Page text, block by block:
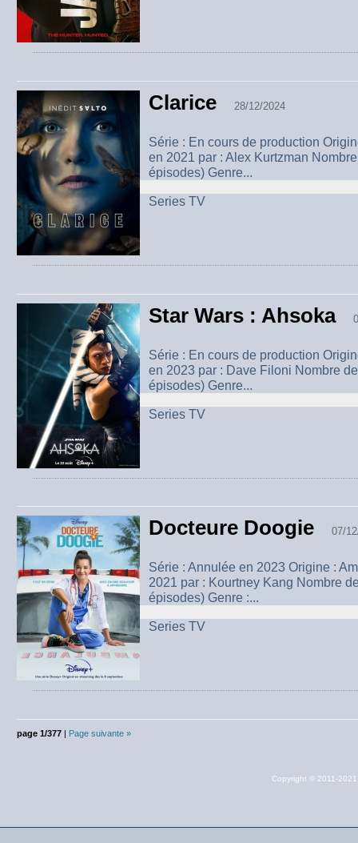
Clarice 28/12/2024
Série : En cours de production
en 2021 par : Alex Kurtzman
épisodes) Genre...
Series TV
Star Wars : Ahsoka
Série : En cours de production
en 2023 par : Dave Filoni Nombre
épisodes) Genre...
Series TV
Docteure Doogie 07/
Série : Annulée en 2023 Origine :
2021 par : Kourtney Kang Nombre
épisodes) Genre :...
Series TV
page 1/377 | Page suivante »
Copyright © 2011-